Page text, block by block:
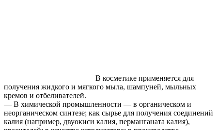
— В косметике применяется для
получения жидкого и мягкого мыла, шампуней, мыльных
кремов и отбеливателей.
— В химической промышленности — в органическом и
неорганическом синтезе; как сырье для получения соединений
калия (например, двуокиси калия, перманганата калия),